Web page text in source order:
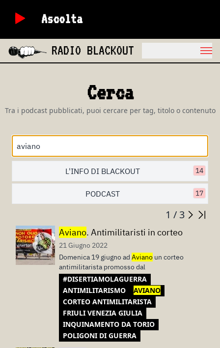
Ascolta
RADIO BLACKOUT
Cerca
Tra i podcast pubblicati, puoi cercare per tag, titolo o contenuto
L'INFO DI BLACKOUT 14
PODCAST 17
1 / 3
Aviano. Antimilitaristi in corteo
21 Giugno 2022
Domenica 19 giugno ad Aviano un corteo
antimilitarista promosso dal
#DISERTIAMOLAGUERRA
ANTIMILITARISMO
AVIANO
CORTEO ANTIMILITARISTA
FRIULI VENEZIA GIULIA
INQUINAMENTO DA TORIO
POLIGONI DI GUERRA